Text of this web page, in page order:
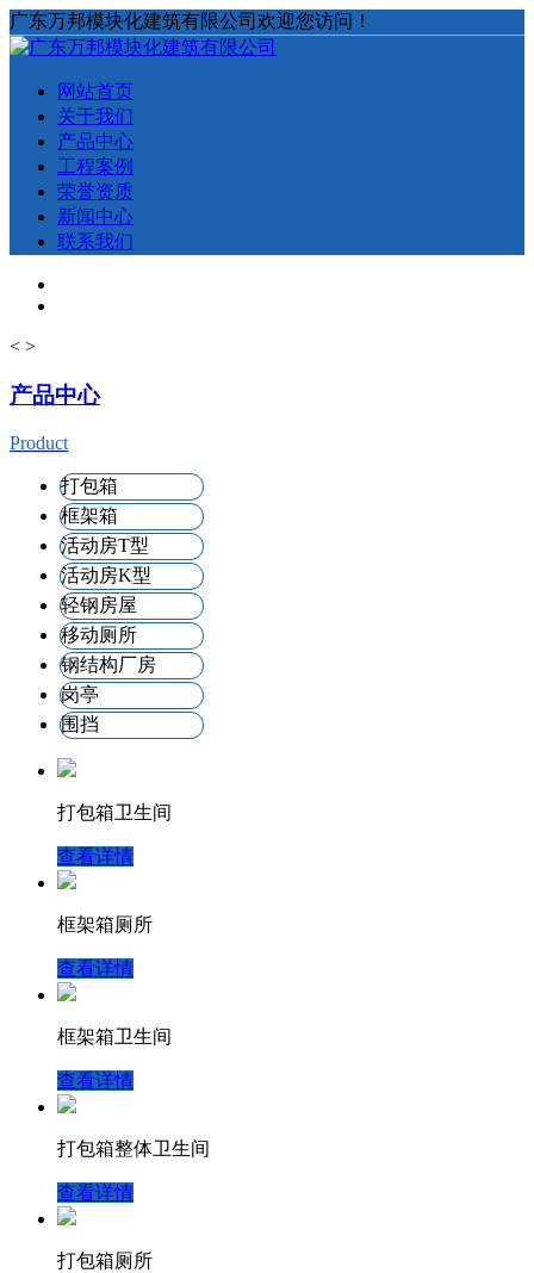
广东万邦模块化建筑有限公司欢迎您访问！
网站首页
关于我们
产品中心
工程案例
荣誉资质
新闻中心
联系我们
< >
产品中心
Product
打包箱
框架箱
活动房T型
活动房K型
轻钢房屋
移动厕所
钢结构厂房
岗亭
围挡
打包箱卫生间
查看详情
框架箱厕所
查看详情
框架箱卫生间
查看详情
打包箱整体卫生间
查看详情
打包箱厕所